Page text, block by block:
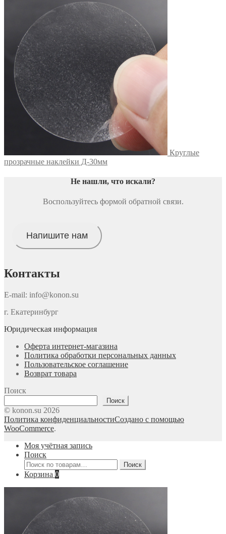
Круглые
прозрачные наклейки Д-30мм
Не нашли, что искали?
Воспользуйтесь формой обратной связи.
Напишите нам
Контакты
E-mail: info@konon.su
г. Екатеринбург
Юридическая информация
Оферта интернет-магазина
Политика обработки персональных данных
Пользовательское соглашение
Возврат товара
Поиск
Поиск
© konon.su 2026
Политика конфиденциальностиСоздано с помощью
WooCommerce.
Моя учётная запись
Поиск
Искать:
Поиск
Корзина 0